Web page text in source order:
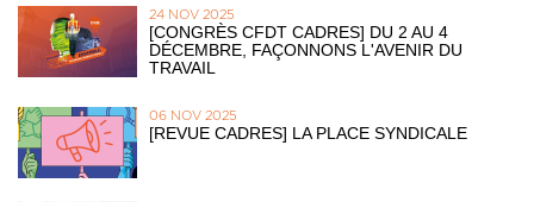
24 NOV 2025
[CONGRÈS CFDT CADRES] DU 2 AU 4
DÉCEMBRE, FAÇONNONS L'AVENIR DU
TRAVAIL
06 NOV 2025
[REVUE CADRES] LA PLACE SYNDICALE